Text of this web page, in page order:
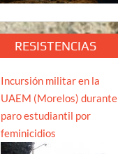
RESISTENCIAS
Incursión militar en la
UAEM (Morelos) durante
paro estudiantil por
feminicidios